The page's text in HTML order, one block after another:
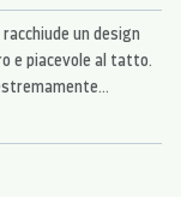
un design
e piacevole al tatto.